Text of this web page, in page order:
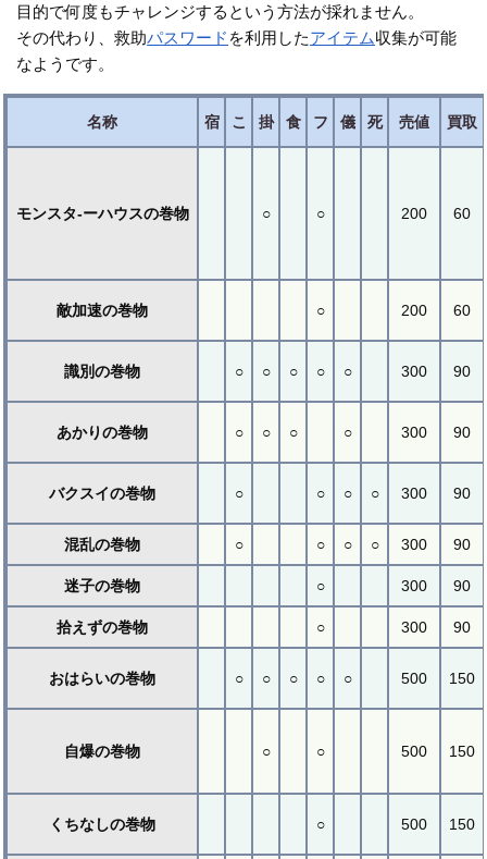
目的で何度もチャレンジするという方法が採れません。
その代わり、救助パスワード を利用したアイテム収集が可能
なようです。
名称 宿 こ 掛 食 フ 儀 死 売値 買取
モンスタ-ーハウスの巻物 ○ ○ 200 60
敵加速の巻物 ○ 200 60
識別の巻物 ○ ○ ○ ○ ○ 300 90
あかりの巻物 ○ ○ ○ ○ 300 90
バクスイの巻物 ○ ○ ○ ○ 300 90
混乱の巻物 ○ ○ ○ ○ 300 90
迷子の巻物 ○ 300 90
拾えずの巻物 ○ 300 90
おはらいの巻物 ○ ○ ○ ○ ○ 500 150
自爆の巻物 ○ ○ 500 150
くちなしの巻物 ○ 500 150